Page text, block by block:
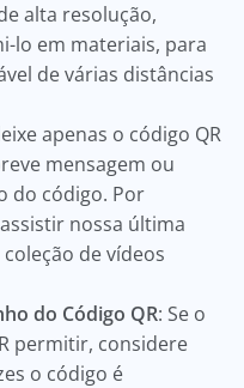
alta resolução,
lo em materiais, para
de várias distâncias
apenas o código QR
mensagem ou
do código. Por
nossa última
de vídeos
do Código QR: Se o
permitir, considere
o código é